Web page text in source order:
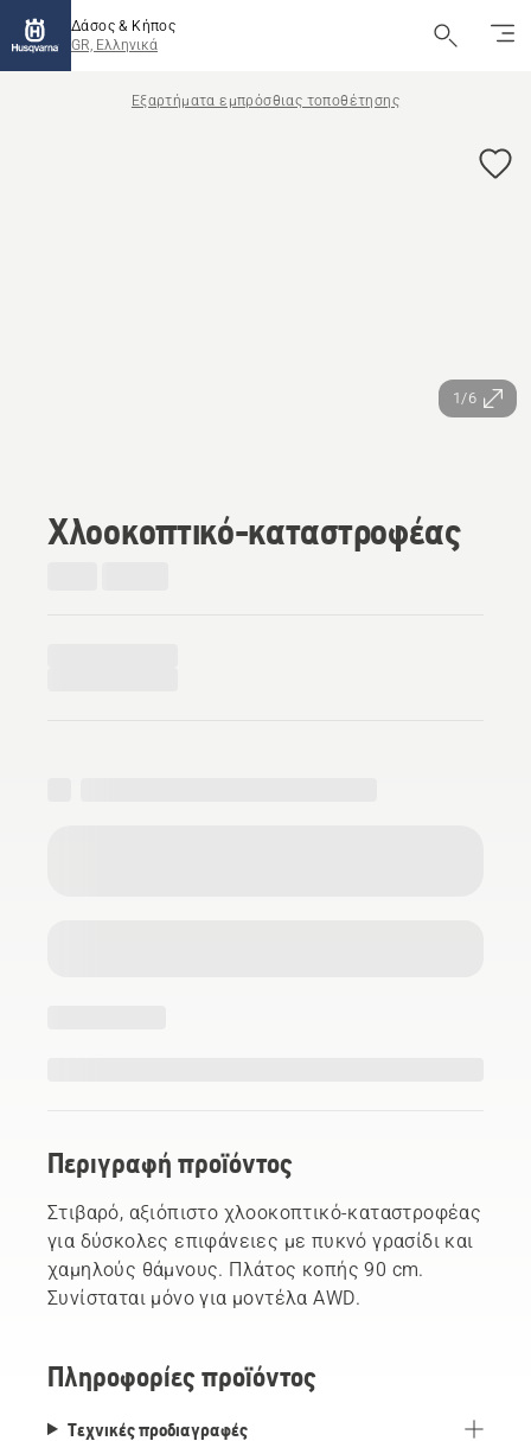
Δάσος & Κήπος
GR, Ελληνικά
Εξαρτήματα εμπρόσθιας τοποθέτησης
1/6
Χλοοκοπτικό-καταστροφέας
Περιγραφή προϊόντος
Στιβαρό, αξιόπιστο χλοοκοπτικό-καταστροφέας
για δύσκολες επιφάνειες με πυκνό γρασίδι και
χαμηλούς θάμνους. Πλάτος κοπής 90 cm.
Συνίσταται μόνο για μοντέλα AWD.
Πληροφορίες προϊόντος
Τεχνικές προδιαγραφές